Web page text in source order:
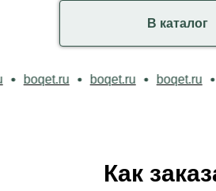
В
boqet.ru boqet.ru
Как